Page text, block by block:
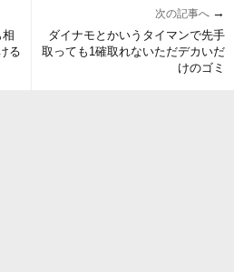
相
る
次の記事へ →
ダイナモとかいうタイマンで先手
取っても1確取れないただデカいだ
けのゴミ